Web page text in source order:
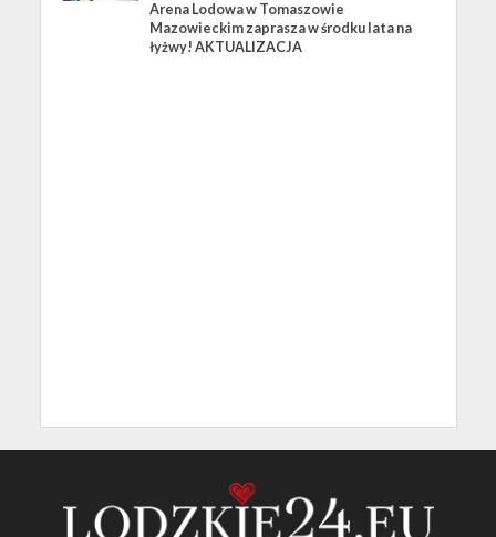
Arena Lodowa w Tomaszowie
Mazowieckim zaprasza w środku lata na
łyżwy! AKTUALIZACJA